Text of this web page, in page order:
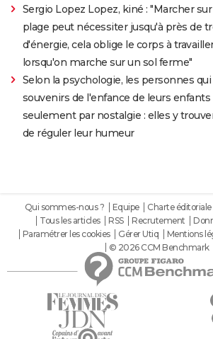
Sergio Lopez Lopez, kiné : "Marcher
plage peut nécessiter jusqu'à près de
d'énergie, cela oblige le corps à
lorsqu'on marche sur un sol ferme"
Selon la psychologie, les personnes
souvenirs de l'enfance de leurs
seulement par nostalgie : elles y
de réguler leur humeur
Qui sommes-nous ? Equipe Charte éditoriale
Tous les articles
RSS Recrutement
Paramétrer les cookies
Gérer Utiq Mentions
© 2026 CCM Benchmark